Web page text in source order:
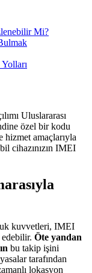
Mi?
Uluslararası
özel bir kodu
hizmet amaçlarıyla
cihazınızın IMEI
kuvvetleri, IMEI
edebilir. Öte yandan
bu takip işini
tarafından
lokasyon